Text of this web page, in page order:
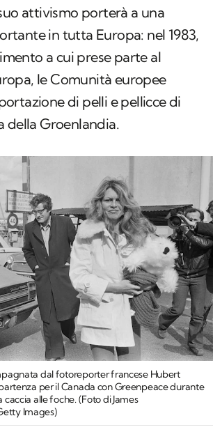
attivismo porterà a una
in tutta Europa: nel 1983,
a cui prese parte al
le Comunità europee
di pelli e pellicce di
della Groenlandia.
dal fotoreporter francese Hubert
per il Canada con Greenpeace durante
alle foche. (Foto di James
Images)